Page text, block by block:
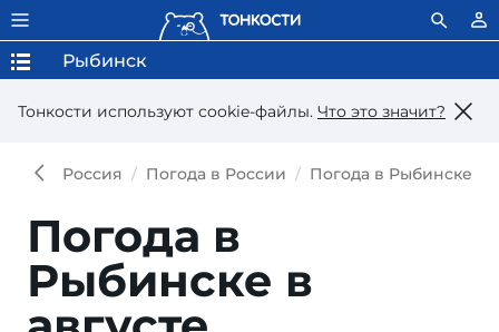
Тонкости используют сookie-файлы. Что это значит?
Рыбинск
Россия Погода в России Погода в Рыбинске
Погода в
Рыбинске в